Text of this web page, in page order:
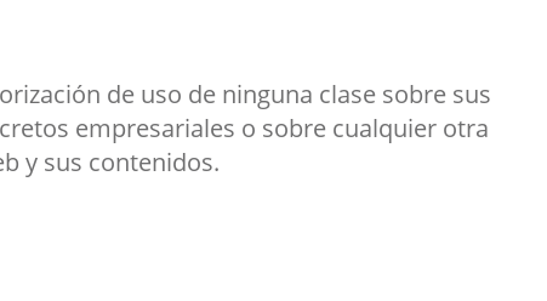
de uso de ninguna clase sobre sus
empresariales o sobre cualquier otra
y sus contenidos.